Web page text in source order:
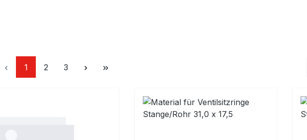
Seite
1 Seite
2 Seite
3